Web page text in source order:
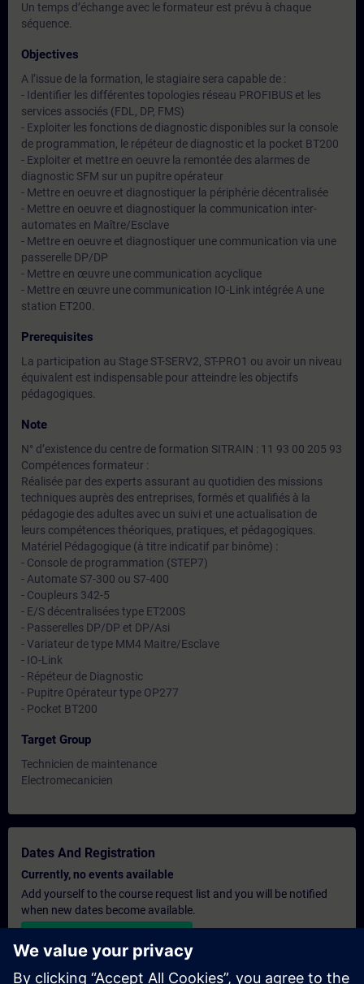
Un temps d’échange avec le formateur est prévu à chaque
séquence.
Objectives
A l’issue de la formation, le stagiaire sera capable de :
- Identifier les différentes topologies réseau PROFIBUS et les
services associés (FDL, DP, FMS)
- Exploiter les fonctions de diagnostic disponibles sur la console
de programmation, le répéteur de diagnostic et la pocket BT200
- Exploiter et mettre en oeuvre la remontée des alarmes de
diagnostic SFM sur un pupitre opérateur
- Mettre en oeuvre et diagnostiquer la périphérie décentralisée
- Mettre en oeuvre et diagnostiquer la communication inter-
automates en Maître/Esclave
- Mettre en oeuvre et diagnostiquer une communication via une
passerelle DP/DP
- Mettre en œuvre une communication acyclique
- Mettre en œuvre une communication IO-Link intégrée A une
station ET200.
Prerequisites
La participation au Stage ST-SERV2, ST-PRO1 ou avoir un niveau
équivalent est indispensable pour atteindre les objectifs
pédagogiques.
Note
N° d’existence du centre de formation SITRAIN : 11 93 00 205 93
Compétences formateur :
Réalisée par des experts assurant au quotidien des missions
techniques auprès des entreprises, formés et qualifiés à la
pédagogie des adultes avec un suivi et une actualisation de
leurs compétences théoriques, pratiques, et pédagogiques.
Matériel Pédagogique (à titre indicatif par binôme) :
- Console de programmation (STEP7)
- Automate S7-300 ou S7-400
- Coupleurs 342-5
- E/S décentralisées type ET200S
- Passerelles DP/DP et DP/Asi
- Variateur de type MM4 Maitre/Esclave
- IO-Link
- Répéteur de Diagnostic
- Pupitre Opérateur type OP277
- Pocket BT200
Target Group
Technicien de maintenance
Electromecanicien
Dates And Registration
Currently, no events available
Add yourself to the course request list and you will be notified
when new dates become available.